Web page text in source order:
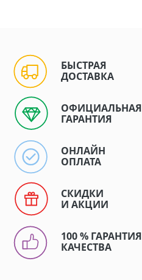
БЫСТРАЯ
ДОСТАВКА
ОФИЦИАЛЬНАЯ
ГАРАНТИЯ
ОНЛАЙН
ОПЛАТА
СКИДКИ
И АКЦИИ
100 % ГАРАНТИЯ
КАЧЕСТВА